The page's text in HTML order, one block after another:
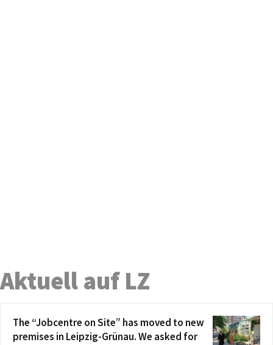
Aktuell auf LZ
The “Jobcentre on Site” has moved to new
premises in Leipzig-Grünau. We asked for